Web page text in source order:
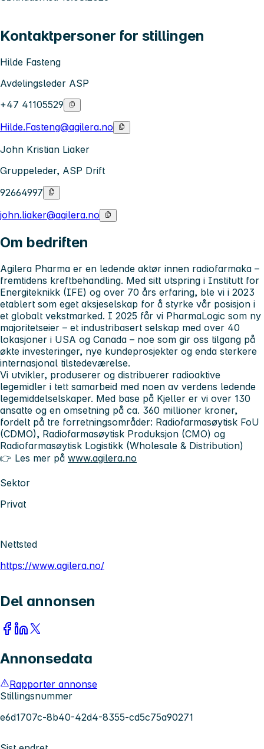
Kontaktpersoner for stillingen
Hilde Fasteng
Avdelingsleder ASP
+47 41105529
Hilde.Fasteng@agilera.no
John Kristian Liaker
Gruppeleder, ASP Drift
92664997
john.liaker@agilera.no
Om bedriften
Agilera Pharma er en ledende aktør innen radiofarmaka –
fremtidens kreftbehandling. Med sitt utspring i Institutt for
Energiteknikk (IFE) og over 70 års erfaring, ble vi i 2023
etablert som eget aksjeselskap for å styrke vår posisjon i
et globalt vekstmarked. I 2025 får vi PharmaLogic som ny
majoritetseier – et industribasert selskap med over 40
lokasjoner i USA og Canada – noe som gir oss tilgang på
økte investeringer, nye kundeprosjekter og enda sterkere
internasjonal tilstedeværelse.
Vi utvikler, produserer og distribuerer radioaktive
legemidler i tett samarbeid med noen av verdens ledende
legemiddelselskaper. Med base på Kjeller er vi over 130
ansatte og en omsetning på ca. 360 millioner kroner,
fordelt på tre forretningsområder: Radiofarmasøytisk FoU
(CDMO), Radiofarmasøytisk Produksjon (CMO) og
Radiofarmasøytisk Logistikk (Wholesale & Distribution)
👉 Les mer på www.agilera.no
Sektor
Privat
Nettsted
https://www.agilera.no/
Del annonsen
Annonsedata
Rapporter annonse
Stillingsnummer
e6d1707c-8b40-42d4-8355-cd5c75a90271